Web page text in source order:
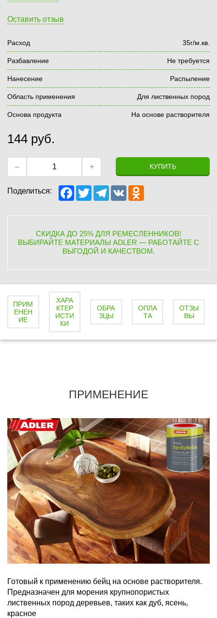
Оставить отзыв
Расход 35г/м.кв.
Разбавление Не требуется
Нанесение Распыление
Область применения Для лиственных пород
Основа продукта На основе растворителя
144 руб.
– + КУПИТЬ
Поделиться:
o
k
r
a
m
a
s
s
СКИДКА ДО 25% ДЛЯ РЕМЕСЛЕННИКОВ!
ВЫБИРАЙТЕ МАТЕРИАЛЫ ADLER — РАБОТАЙТЕ С
ВЫГОДОЙ И КАЧЕСТВОМ.
ПРИМ
ЕНЕН
ИЕ
ХАРА
КТЕР
ИСТИ
КИ
ОБРА
ЗЦЫ
ОПЛА
ТА
ОТЗЫ
ВЫ
ПРИМЕНЕНИЕ
Готовый к применению бейц на основе растворителя.
Предназначен для морения крупнопористых
лиственных пород деревьев, таких как дуб, ясень,
красное